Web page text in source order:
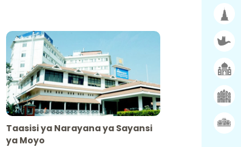
Taasisi ya Narayana ya Sayansi
ya Moyo